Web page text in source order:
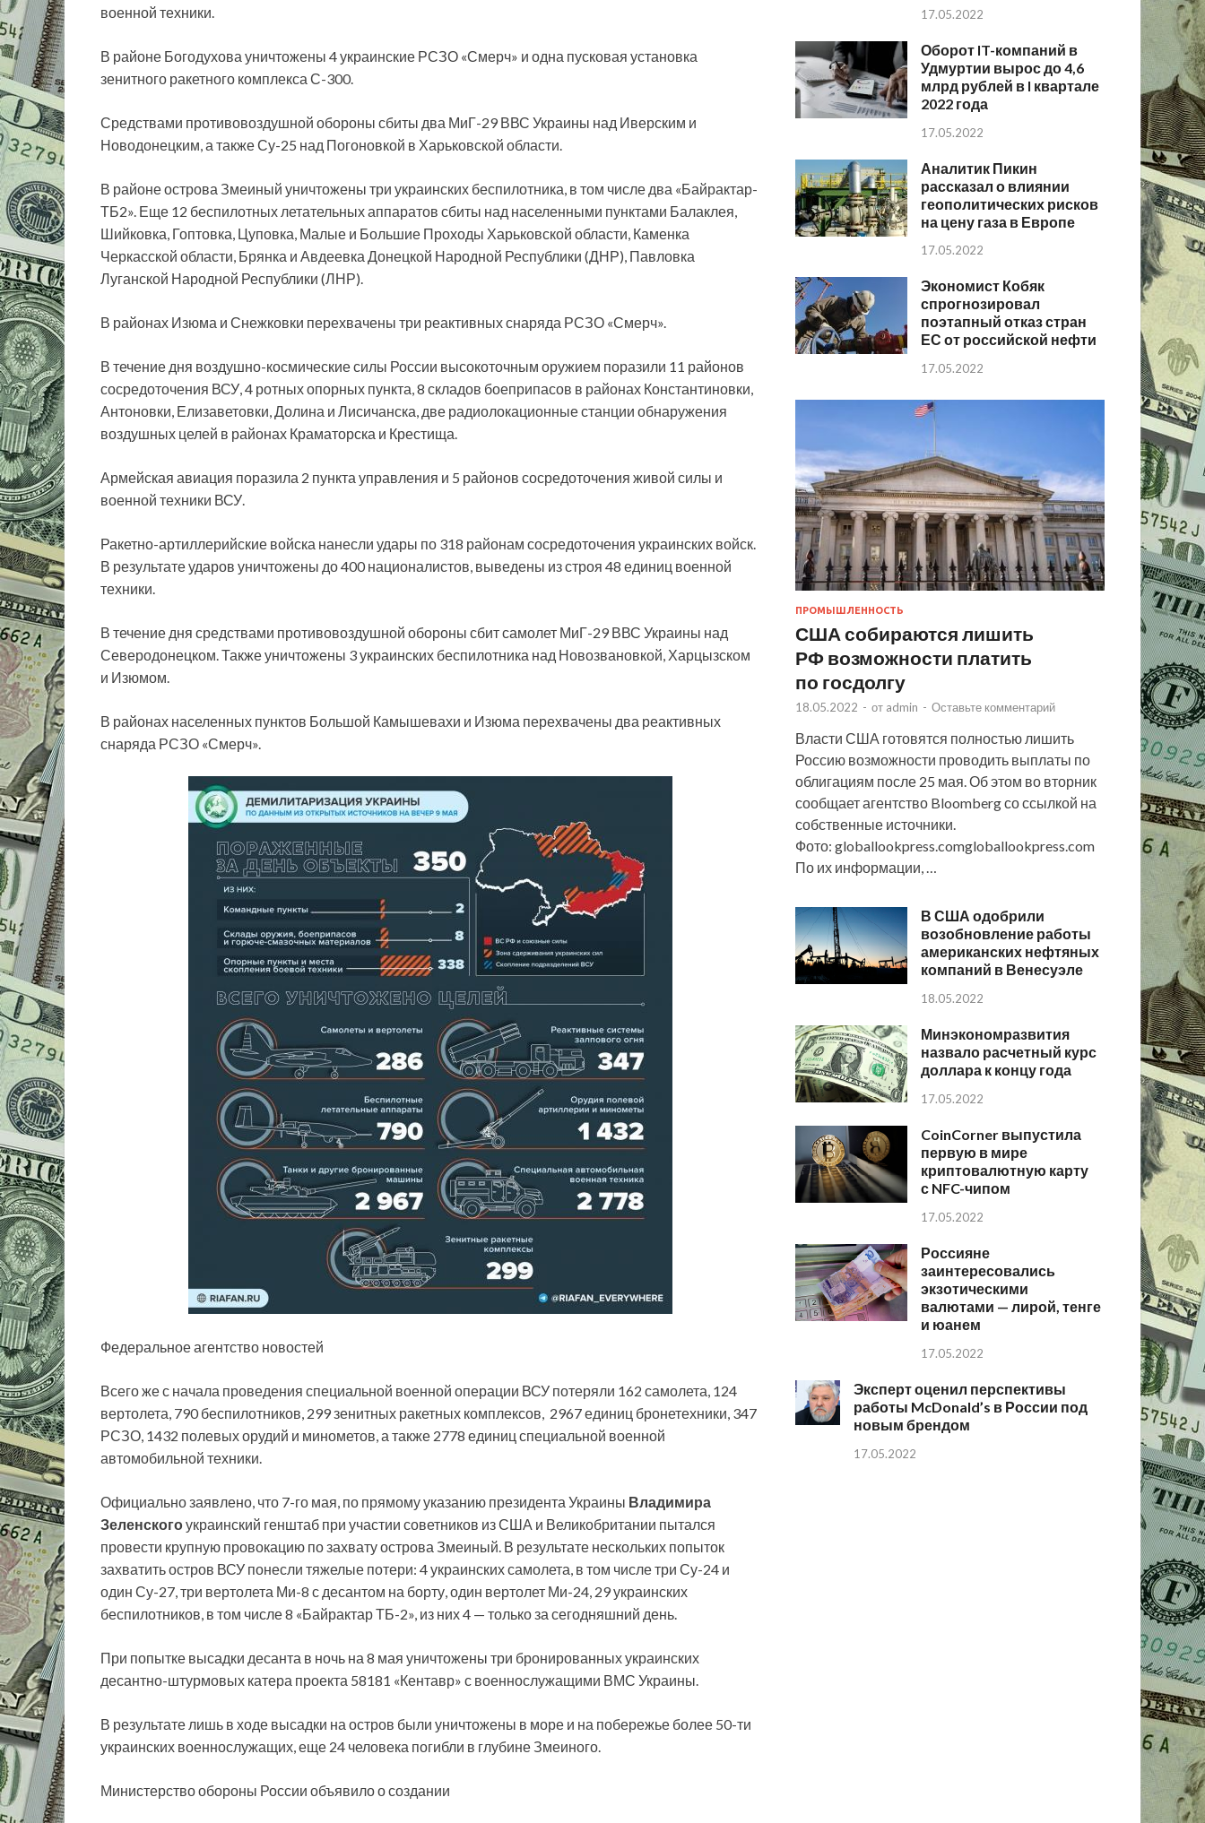
военной техники.
В районе Богодухова уничтожены 4 украинские РСЗО «Смерч» и одна пусковая установка
зенитного ракетного комплекса С-300.
Средствами противовоздушной обороны сбиты два МиГ-29 ВВС Украины над Иверским и
Новодонецким, а также Су-25 над Погоновкой в Харьковской области.
В районе острова Змеиный уничтожены три украинских беспилотника, в том числе два «Байрактар-
ТБ2». Еще 12 беспилотных летательных аппаратов сбиты над населенными пунктами Балаклея,
Шийковка, Гоптовка, Цуповка, Малые и Большие Проходы Харьковской области, Каменка
Черкасской области, Брянка и Авдеевка Донецкой Народной Республики (ДНР), Павловка
Луганской Народной Республики (ЛНР).
В районах Изюма и Снежковки перехвачены три реактивных снаряда РСЗО «Смерч».
В течение дня воздушно-космические силы России высокоточным оружием поразили 11 районов
сосредоточения ВСУ, 4 ротных опорных пункта, 8 складов боеприпасов в районах Константиновки,
Антоновки, Елизаветовки, Долина и Лисичанска, две радиолокационные станции обнаружения
воздушных целей в районах Краматорска и Крестища.
Армейская авиация поразила 2 пункта управления и 5 районов сосредоточения живой силы и
военной техники ВСУ.
Ракетно-артиллерийские войска нанесли удары по 318 районам сосредоточения украинских войск.
В результате ударов уничтожены до 400 националистов, выведены из строя 48 единиц военной
техники.
В течение дня средствами противовоздушной обороны сбит самолет МиГ-29 ВВС Украины над
Северодонецком. Также уничтожены 3 украинских беспилотника над Новозвановкой, Харцызском
и Изюмом.
В районах населенных пунктов Большой Камышевахи и Изюма перехвачены два реактивных
снаряда РСЗО «Смерч».
Федеральное агентство новостей
Всего же с начала проведения специальной военной операции ВСУ потеряли 162 самолета, 124
вертолета, 790 беспилотников, 299 зенитных ракетных комплексов, 2967 единиц бронетехники, 347
РСЗО, 1432 полевых орудий и минометов, а также 2778 единиц специальной военной
автомобильной техники.
Официально заявлено, что 7-го мая, по прямому указанию президента Украины Владимира
Зеленскогоукраинский генштаб при участии советников из США и Великобритании пытался
провести крупную провокацию по захвату острова Змеиный. В результате нескольких попыток
захватить остров ВСУ понесли тяжелые потери: 4 украинских самолета, в том числе три Су-24 и
один Су-27, три вертолета Ми-8 с десантом на борту, один вертолет Ми-24, 29 украинских
беспилотников, в том числе 8 «Байрактар ТБ-2», из них 4 — только за сегодняшний день.
При попытке высадки десанта в ночь на 8 мая уничтожены три бронированных украинских
десантно-штурмовых катера проекта 58181 «Кентавр» с военнослужащими ВМС Украины.
В результате лишь в ходе высадки на остров были уничтожены в море и на побережье более 50-ти
украинских военнослужащих, еще 24 человека погибли в глубине Змеиного.
Министерство обороны России объявило о создании
17.05.2022
Оборот IT-компаний в
Удмуртии вырос до 4,6
млрд рублей в I квартале
2022 года
17.05.2022
Аналитик Пикин
рассказал о влиянии
геополитических рисков
на цену газа в Европе
17.05.2022
Экономист Кобяк
спрогнозировал
поэтапный отказ стран
ЕС от российской нефти
17.05.2022
ПРОМЫШЛЕННОСТЬ
США собираются лишить
РФ возможности платить
по госдолгу
18.05.2022 - от admin - Оставьте комментарий
Власти США готовятся полностью лишить
Россию возможности проводить выплаты по
облигациям после 25 мая. Об этом во вторник
сообщает агентство Bloomberg со ссылкой на
собственные источники.
Фото: globallookpress.comgloballookpress.com
По их информации, …
В США одобрили
возобновление работы
американских нефтяных
компаний в Венесуэле
18.05.2022
Минэкономразвития
назвало расчетный курс
доллара к концу года
17.05.2022
CoinCorner выпустила
первую в мире
криптовалютную карту
с NFC-чипом
17.05.2022
Россияне
заинтересовались
экзотическими
валютами — лирой, тенге
и юанем
17.05.2022
Эксперт оценил перспективы
работы McDonald’s в России под
новым брендом
17.05.2022